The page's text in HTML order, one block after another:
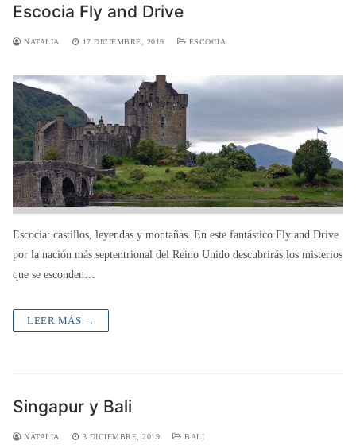
Escocia Fly and Drive
NATALIA 17 DICIEMBRE, 2019 ESCOCIA
Escocia: castillos, leyendas y montañas. En este fantástico Fly and Drive
por la nación más septentrional del Reino Unido descubrirás los misterios
que se esconden…
LEER MÁS →
Singapur y Bali
NATALIA 3 DICIEMBRE, 2019 BALI